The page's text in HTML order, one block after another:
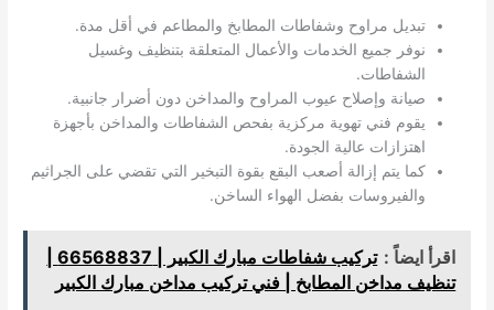
تبديل مراوح وشفاطات المطابخ والمطاعم في أقل مدة.
نوفر جميع الخدمات والأعمال المتعلقة بتنظيف وغسيل
الشفاطات.
صيانة وإصلاح عيوب المراوح والمداخن دون أضرار جانبية.
يقوم فني تهوية مركزية بفحص الشفاطات والمداخن بأجهزة
اهتزازات عالية الجودة.
كما يتم إزالة أصعب البقع بقوة التبخير التي تقضي على الجراثيم
والفيروسات بفضل الهواء الساخن.
اقرأ ايضاً :
تركيب شفاطات مبارك الكبير | 66568837 |
تنظيف مداخن المطابخ | فني تركيب مداخن مبارك الكبير